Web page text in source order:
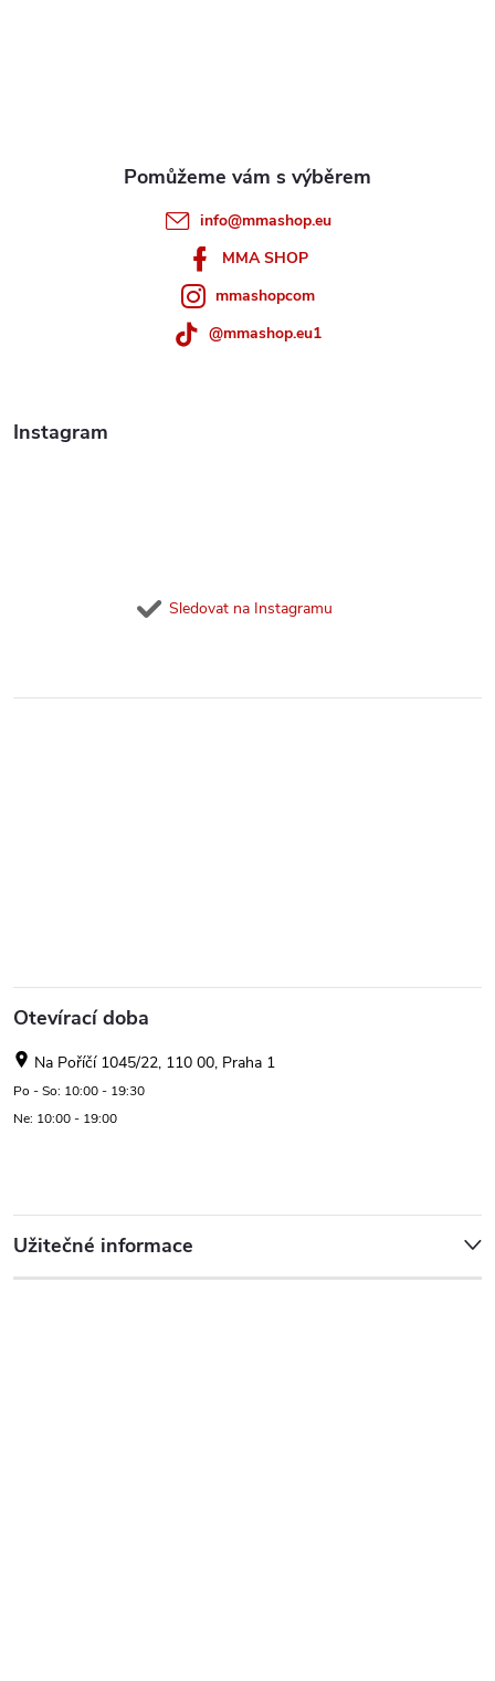
Instagram
Sledovat na Instagramu
info@mmashop.eu
MMA SHOP
mmashopcom
@mmashop.eu1
Otevírací doba
Na Poříčí 1045/22, 110 00, Praha 1
Po - So: 10:00 - 19:30
Ne: 10:00 - 19:00
Užitečné informace